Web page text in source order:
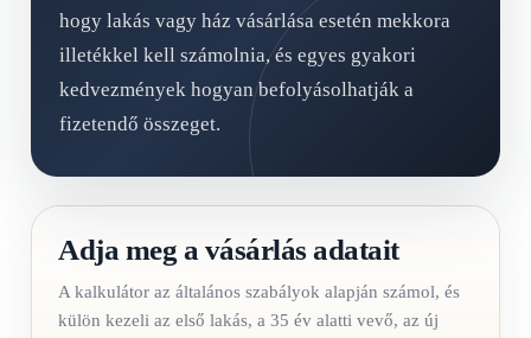
hogy lakás vagy ház vásárlása esetén mekkora
illetékkel kell számolnia, és egyes gyakori
kedvezmények hogyan befolyásolhatják a
fizetendő összeget.
Adja meg a vásárlás adatait
A kalkulátor az általános szabályok alapján számol, és
külön kezeli az első lakás, a 35 év alatti vevő, az új